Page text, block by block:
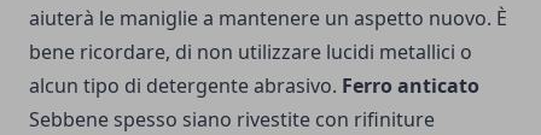
aiuterà le maniglie a mantenere un aspetto nuovo. È
bene ricordare, di non utilizzare lucidi metallici o
alcun tipo di detergente abrasivo. Ferro anticato
Sebbene spesso siano rivestite con rifiniture